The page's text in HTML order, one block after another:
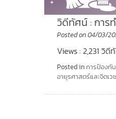
วิดีทัศน์ : การ
Posted on04/03/
Views : 2,231 วิ
Posted inการป้องกั
อายุรศาสตร์และจิตเ